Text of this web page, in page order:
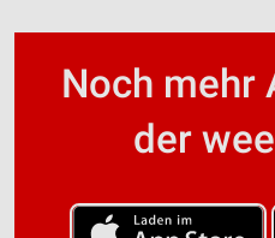
Noch mehr
der